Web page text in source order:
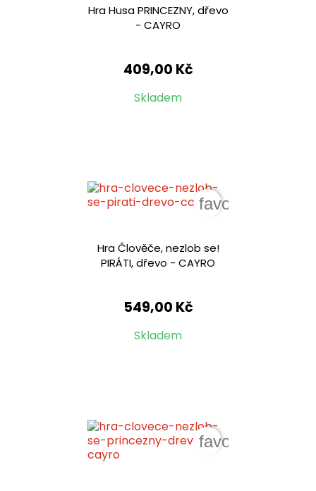
Hra Husa PRINCEZNY, dřevo
- CAYRO
409,00 Kč
Skladem
Hra Člověče, nezlob se!
PIRÁTI, dřevo - CAYRO
549,00 Kč
Skladem
favorite_border
favorite_border